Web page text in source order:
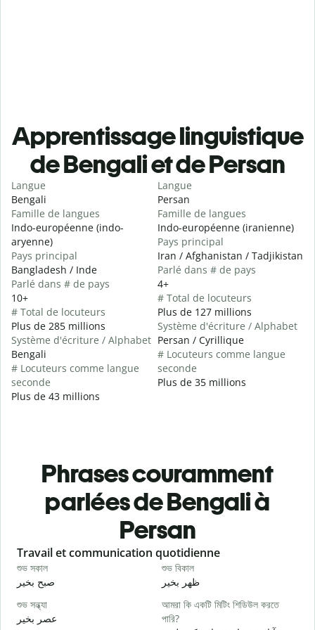
Apprentissage linguistique
de Bengali et de Persan
Langue
Bengali
Famille de langues
Indo-européenne (indo-
aryenne)
Pays principal
Bangladesh / Inde
Parlé dans # de pays
10+
# Total de locuteurs
Plus de 285 millions
Système d'écriture / Alphabet
Bengali
# Locuteurs comme langue
seconde
Plus de 43 millions
Langue
Persan
Famille de langues
Indo-européenne (iranienne)
Pays principal
Iran / Afghanistan / Tadjikistan
Parlé dans # de pays
4+
# Total de locuteurs
Plus de 127 millions
Système d'écriture / Alphabet
Persan / Cyrillique
# Locuteurs comme langue
seconde
Plus de 35 millions
Phrases couramment
parlées de Bengali à
Persan
Slide 1 of 6
Travail et communication quotidienne
শুভ সকাল
صبح بخیر
শুভ বিকাল
ظهر بخیر
শুভ সন্ধ্যা
عصر بخیر
আমরা কি একটি মিটিং শিডিউল করতে
পারি?